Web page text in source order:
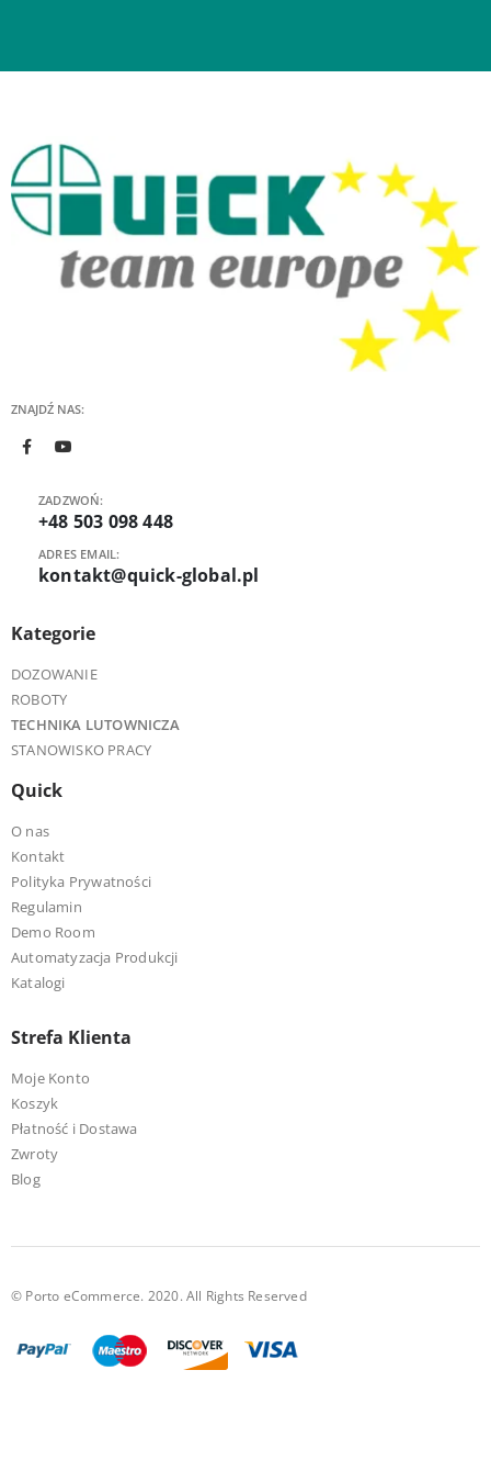
ZNAJDŹ NAS:
ZADZWOŃ:
+48 503 098 448
ADRES EMAIL:
kontakt@quick-global.pl
Kategorie
DOZOWANIE
ROBOTY
TECHNIKA LUTOWNICZA
STANOWISKO PRACY
Quick
O nas
Kontakt
Polityka Prywatności
Regulamin
Demo Room
Automatyzacja Produkcji
Katalogi
Strefa Klienta
Moje Konto
Koszyk
Płatność i Dostawa
Zwroty
Blog
© Porto eCommerce. 2020. All Rights Reserved